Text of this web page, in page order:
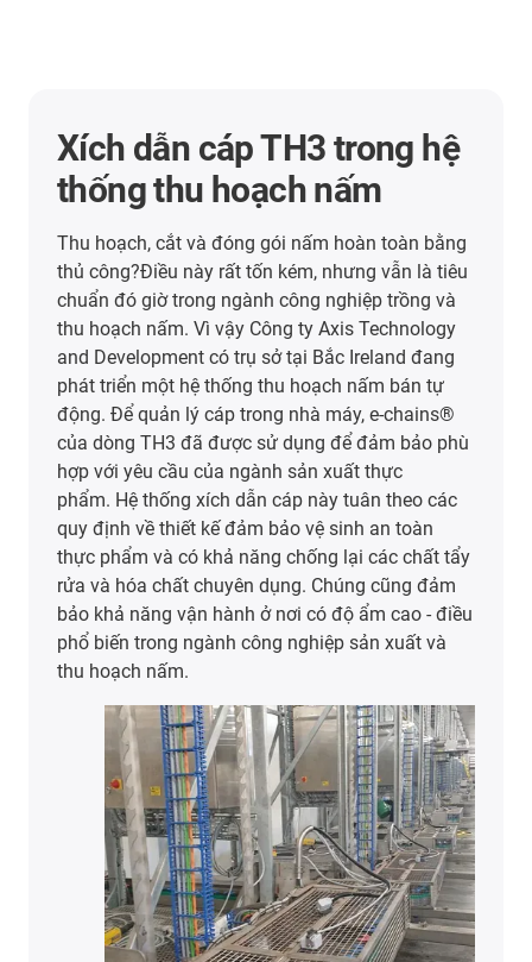
Xích dẫn cáp TH3 trong hệ
thống cắt lát thực phẩm
Xích dẫn cáp TH3 Đạt chuẩn FDA đã chứng minh
hiệu quả vận hành trong các hệ thống của
Schiwa với tải trọng cao và yêu cầu khắt khe. Hệ
thống máy móc dễ vệ sinh, Đạt chuẩn FDA, không
sử dụng liên kết bằng vít và có khả năng chống
chịu tốt với các chất tẩy rửa mạnh cũng như hóa
chất. Các xích dẫn cáp đã vận hành ổn định trong
hơn hai năm và không ghi nhận bất kỳ sự cố nào
Xem thêm thôngtin